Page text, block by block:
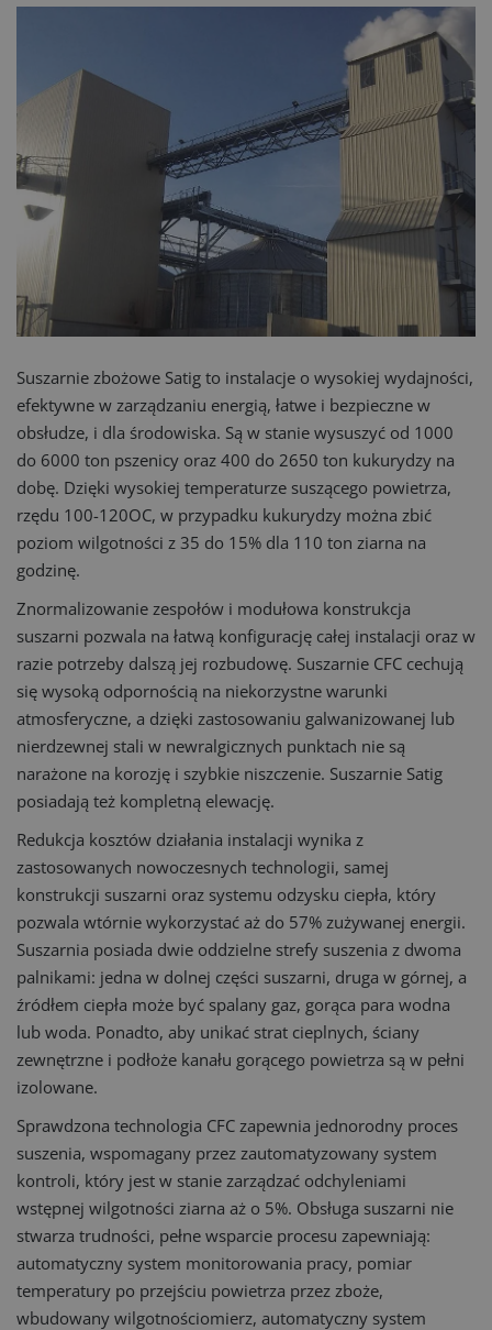
Suszarnie zbożowe Satig to instalacje o wysokiej wydajności,
efektywne w zarządzaniu energią, łatwe i bezpieczne w
obsłudze, i dla środowiska. Są w stanie wysuszyć od 1000
do 6000 ton pszenicy oraz 400 do 2650 ton kukurydzy na
dobę. Dzięki wysokiej temperaturze suszącego powietrza,
rzędu 100-120OC, w przypadku kukurydzy można zbić
poziom wilgotności z 35 do 15% dla 110 ton ziarna na
godzinę.
Znormalizowanie zespołów i modułowa konstrukcja
suszarni pozwala na łatwą konfigurację całej instalacji oraz w
razie potrzeby dalszą jej rozbudowę. Suszarnie CFC cechują
się wysoką odpornością na niekorzystne warunki
atmosferyczne, a dzięki zastosowaniu galwanizowanej lub
nierdzewnej stali w newralgicznych punktach nie są
narażone na korozję i szybkie niszczenie. Suszarnie Satig
posiadają też kompletną elewację.
Redukcja kosztów działania instalacji wynika z
zastosowanych nowoczesnych technologii, samej
konstrukcji suszarni oraz systemu odzysku ciepła, który
pozwala wtórnie wykorzystać aż do 57% zużywanej energii.
Suszarnia posiada dwie oddzielne strefy suszenia z dwoma
palnikami: jedna w dolnej części suszarni, druga w górnej, a
źródłem ciepła może być spalany gaz, gorąca para wodna
lub woda. Ponadto, aby unikać strat cieplnych, ściany
zewnętrzne i podłoże kanału gorącego powietrza są w pełni
izolowane.
Sprawdzona technologia CFC zapewnia jednorodny proces
suszenia, wspomagany przez zautomatyzowany system
kontroli, który jest w stanie zarządzać odchyleniami
wstępnej wilgotności ziarna aż o 5%. Obsługa suszarni nie
stwarza trudności, pełne wsparcie procesu zapewniają:
automatyczny system monitorowania pracy, pomiar
temperatury po przejściu powietrza przez zboże,
wbudowany wilgotnościomierz, automatyczny system